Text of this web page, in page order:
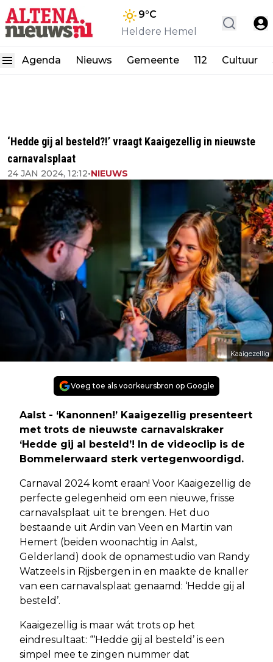
9°C
Heldere Hemel
Agenda Nieuws Gemeente 112 Cultuur
‘Hedde gij al besteld?!’ vraagt Kaaigezellig in nieuwste
carnavalsplaat
24 JAN 2024, 12:12•NIEUWS
Kaaigezellig
Voeg toe als voorkeursbron op Google
Aalst - ‘Kanonnen!’ Kaaigezellig presenteert
met trots de nieuwste carnavalskraker
‘Hedde gij al besteld’! In de videoclip is de
Bommelerwaard sterk vertegenwoordigd.
Carnaval 2024 komt eraan! Voor Kaaigezellig de
perfecte gelegenheid om een nieuwe, frisse
carnavalsplaat uit te brengen. Het duo
bestaande uit Ardin van Veen en Martin van
Hemert (beiden woonachtig in Aalst,
Gelderland) dook de opnamestudio van Randy
Watzeels in Rijsbergen in en maakte de knaller
van een carnavalsplaat genaamd: ‘Hedde gij al
besteld’.
Kaaigezellig is maar wát trots op het
eindresultaat: “‘Hedde gij al besteld’ is een
simpel mee te zingen nummer dat